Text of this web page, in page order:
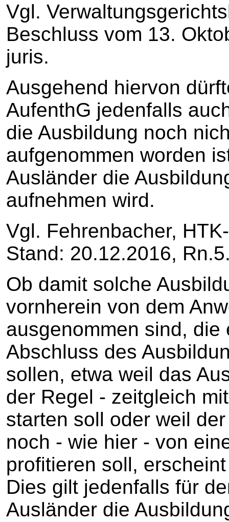
Vgl.
Beschluss vom 13.
juris.
Ausgehend hiervon
AufenthG jedenfalls
die Ausbildung noch
aufgenommen worden
Ausländer die
aufnehmen wird.
Vgl. Fehrenbacher,
Stand: 20.12.2016,
Ob damit solche
vornherein von dem
ausgenommen sind, die
Abschluss des
sollen, etwa weil das
der Regel - zeitgleich
starten soll oder weil
noch - wie hier - von
profitieren soll,
Dies gilt jedenfalls für
Ausländer die